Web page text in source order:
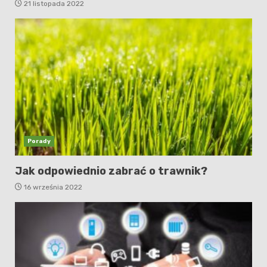
21 listopada 2022
Porady
Jak odpowiednio zabrać o trawnik?
16 września 2022